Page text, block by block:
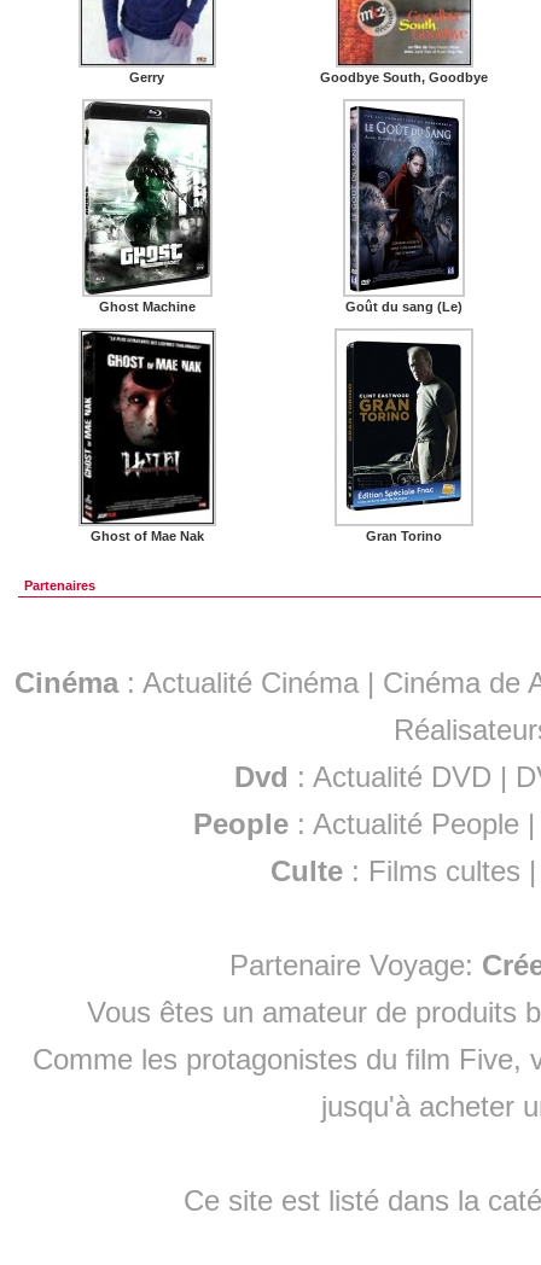
Gerry
Ghost Machine
Ghost of Mae Nak
Goodbye South, Goodbye
Goût du sang (Le)
Gran Torino
Partenaires
Cinéma: Actualité Cinéma | Cinéma de
Dvd : Actualité DVD |
People :Actualité People
Culte : Films cultes
Partenaire Voyage:
Vous êtes un amateur de produits
Comme les protagonistes du film Five,
jusqu'à acheter
Ce site est listé dans la